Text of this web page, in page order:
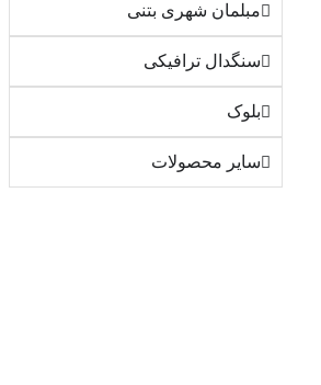
مبلمان شهری بتنی
سنگدال ترافیکی
بلوک
سایر محصولات